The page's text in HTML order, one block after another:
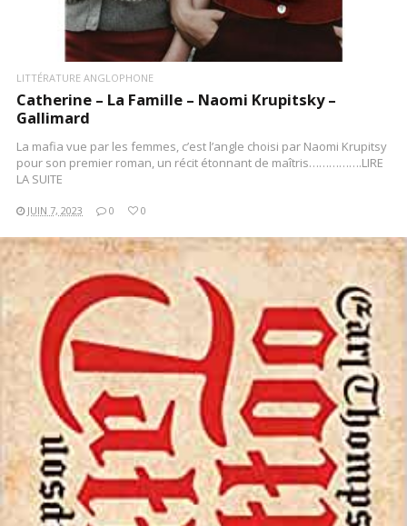
LITTÉRATURE ANGLOPHONE
Catherine – La Famille – Naomi Krupitsky –
Gallimard
La mafia vue par les femmes, c’est l’angle choisi par Naomi Krupitsy
pour son premier roman, un récit étonnant de maîtris…………….LIRE
LA SUITE
JUIN 7, 2023 0 0
LIRE LA SUITE